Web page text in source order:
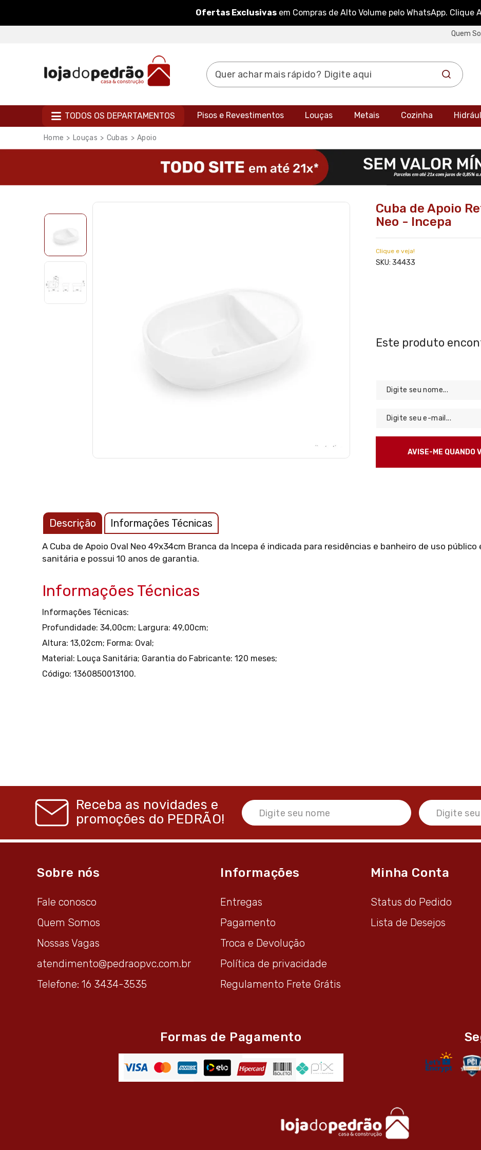
Ofertas Exclusivas em Compras de Alto Volume pelo WhatsApp. Clique
Quem
TODOS OS DEPARTAMENTOS Pisos e Revestimentos Louças Metais Cozinha
Louças Cubas Apoio
Cuba de Apoio
Neo - Incepa
Clique e veja!
SKU: 34433
Descrição Informações Técnicas
A Cuba de Apoio Oval Neo 49x34cm Branca da Incepa é indicada para residências e banheiro de uso
sanitária e possui 10 anos de garantia.
Informações Técnicas
Informações Técnicas:
Profundidade: 34,00cm; Largura: 49,00cm;
Altura: 13,02cm; Forma: Oval;
Material: Louça Sanitária; Garantia do Fabricante: 120 meses;
Código: 1360850013100.
Receba as novidades e
promoções do PEDRÃO!
Sobre nós
Fale conosco
Quem Somos
Nossas Vagas
atendimento@pedraopvc.com.br
Telefone: 16 3434-3535
Informações
Entregas
Pagamento
Troca e Devolução
Política de privacidade
Regulamento Frete Grátis
Minha Conta
Status do Pedido
Lista de Desejos
Formas de Pagamento